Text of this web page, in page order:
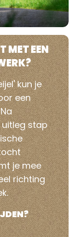
MET EEN
' kun je
een
stap
je mee
richting